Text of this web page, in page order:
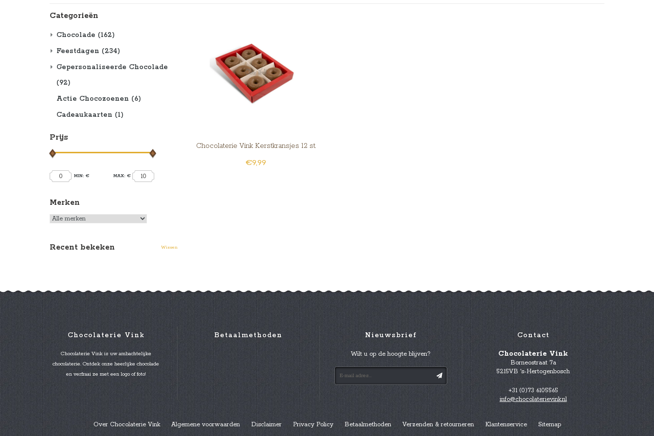
Categorieën
Chocolade (162)
Feestdagen (234)
Gepersonaliseerde Chocolade
(92)
Actie Chocozoenen (6)
Cadeaukaarten (1)
Prijs
0 MIN: € MAX: € 10
Merken
Recent bekeken Wissen
Chocolaterie Vink Kerstkransjes 12 st.
slagroomvulling
€9,99
Chocolaterie Vink
Chocolaterie Vink is uw ambachtelijke
chocolaterie. Ontdek onze heerlijke chocolade
en verfraai ze met een logo of foto!
Betaalmethoden Nieuwsbrief
Wilt u op de hoogte blijven?
Contact
Chocolaterie Vink
Borneostraat 7a
5215VB 's-Hertogenbosch
+31 (0)73 6105565
info@chocolaterievink.nl
Over Chocolaterie Vink Algemene voorwaarden Disclaimer Privacy Policy Betaalmethoden Verzenden & retourneren Klantenservice Sitemap